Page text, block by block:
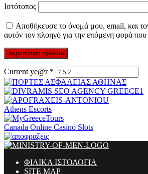
Ιστότοπος
Αποθήκευσε το όνομά μου, email, και
αυτόν τον πλοηγό για την επόμενη φορά
Current ye@r *
Athens Escorts
Canada Online Casino Slots
ΦΙΛΙΚΑ ΙΣΤΟΛΟΓΙΑ
SITE MAP